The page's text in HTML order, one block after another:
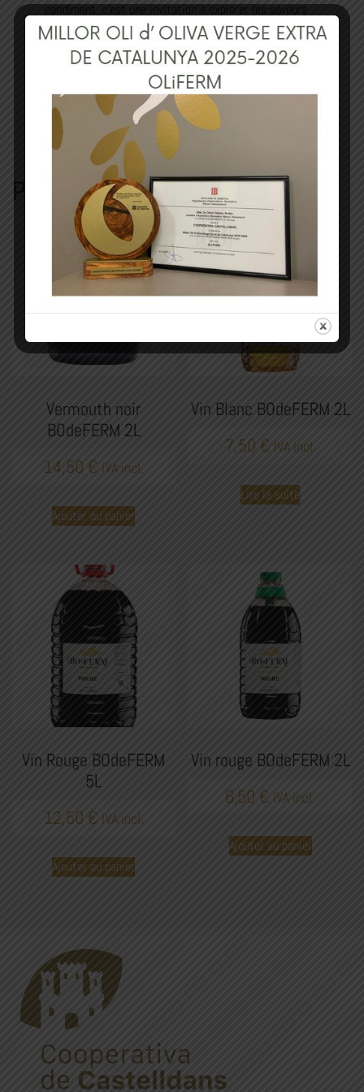
condiment, c’est une invitation à explorer les saveurs
riches et complexes d’un produit artisanal. Sa
présentation élégante fait de ce vinaigre un cadeau
parfait pour les gourmets ou un luxe accessible pour
ajouter une touche de haute cuisine à vos plats du
quotidien.
Produits similaires
Vermouth noir
BOdeFERM 2L
14,50 € IVA incl.
Ajouter au panier
Vin Blanc BOdeFERM 2L
7,50 € IVA incl.
Lire la suite
Vin Rouge BOdeFERM
5L
12,50 € IVA incl.
Ajouter au panier
Vin rouge BOdeFERM 2L
6,50 € IVA incl.
Ajouter au panier